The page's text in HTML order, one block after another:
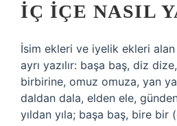
İÇ IÇE NASIL
İsim ekleri ve iyelik ekleri
ayrı yazılır: başa baş, diz
birbirine, omuz omuza, yan
daldan dala, elden ele,
yıldan yıla; başa baş, bire